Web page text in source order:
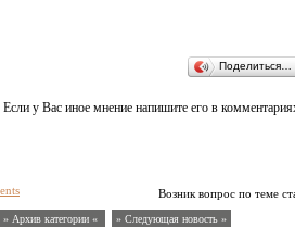
Поделиться…
у Вас иное мнение напишите его в
Возник вопрос по теме
» Архив категории « » Следующая новость »